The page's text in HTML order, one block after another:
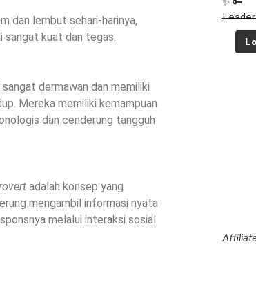
dan lembut sehari-harinya,
sangat kuat dan tegas.
sangat dermawan dan memiliki
Mereka memiliki kemampuan
dan cenderung tangguh
adalah konsep yang
mengambil informasi nyata
melalui interaksi sosial